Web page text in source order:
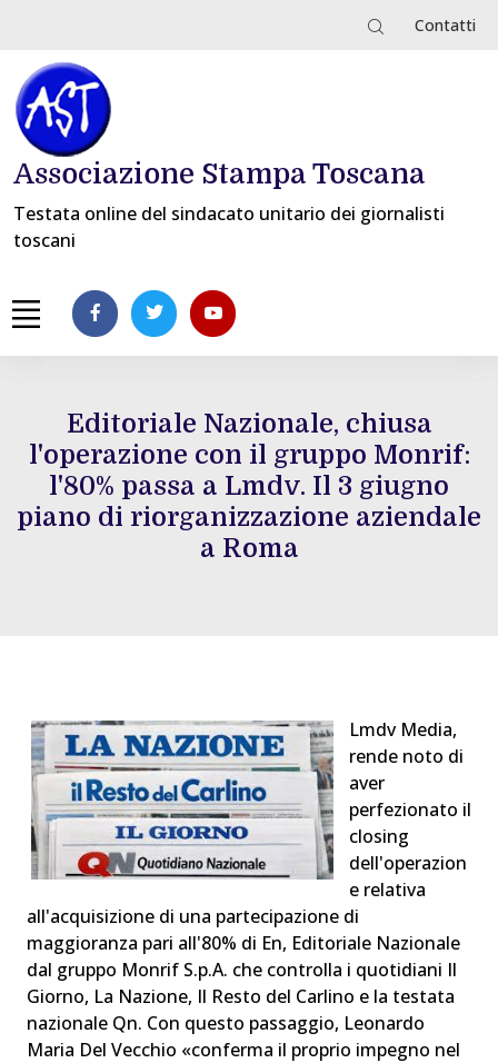
Contatti
Associazione Stampa Toscana
Testata online del sindacato unitario dei giornalisti
toscani
Editoriale Nazionale, chiusa
l'operazione con il gruppo Monrif:
l'80% passa a Lmdv. Il 3 giugno
piano di riorganizzazione aziendale
a Roma
Lmdv Media,
rende noto di
aver
perfezionato il
closing
dell'operazion
e relativa
all'acquisizione di una partecipazione di
maggioranza pari all'80% di En, Editoriale Nazionale
dal gruppo Monrif S.p.A. che controlla i quotidiani Il
Giorno, La Nazione, Il Resto del Carlino e la testata
nazionale Qn. Con questo passaggio, Leonardo
Maria Del Vecchio «conferma il proprio impegno nel